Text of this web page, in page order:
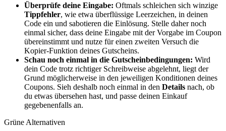
Überprüfe deine Eingabe: Oftmals schleichen sich winzige
Tippfehler, wie etwa überflüssige Leerzeichen, in deinen
Code ein und sabotieren die Einlösung. Stelle daher noch
einmal sicher, dass deine Eingabe mit der Vorgabe im Coupon
übereinstimmt und nutze für einen zweiten Versuch die
Kopier-Funktion deines Gutscheins.
Schau noch einmal in die Gutscheinbedingungen: Wird
dein Code trotz richtiger Schreibweise abgelehnt, liegt der
Grund möglicherweise in den jeweiligen Konditionen deines
Coupons. Sieh deshalb noch einmal in den Details nach, ob
du etwas übersehen hast, und passe deinen Einkauf
gegebenenfalls an.
Grüne Alternativen